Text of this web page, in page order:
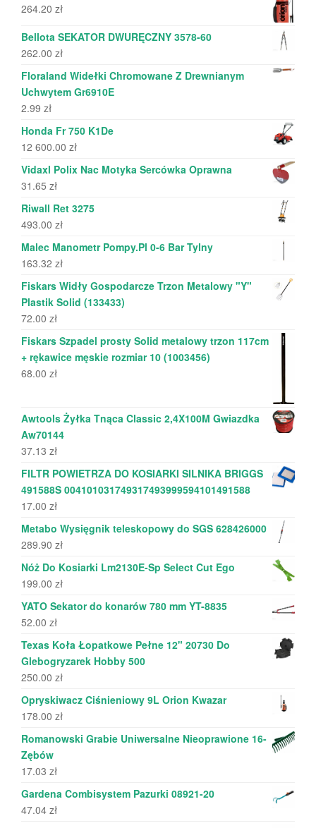
264.20 zł
Bellota SEKATOR DWURĘCZNY 3578-60
262.00 zł
Floraland Widełki Chromowane Z Drewnianym
Uchwytem Gr6910E
2.99 zł
Honda Fr 750 K1De
12 600.00 zł
Vidaxl Polix Nac Motyka Sercówka Oprawna
31.65 zł
Riwall Ret 3275
493.00 zł
Malec Manometr Pompy.Pl 0-6 Bar Tylny
163.32 zł
Fiskars Widły Gospodarcze Trzon Metalowy "Y"
Plastik Solid (133433)
72.00 zł
Fiskars Szpadel prosty Solid metalowy trzon 117cm
+ rękawice męskie rozmiar 10 (1003456)
68.00 zł
Awtools Żyłka Tnąca Classic 2,4X100M Gwiazdka
Aw70144
37.13 zł
FILTR POWIETRZA DO KOSIARKI SILNIKA BRIGGS
491588S 004101031749317493999594101491588
17.00 zł
Metabo Wysięgnik teleskopowy do SGS 628426000
289.90 zł
Nóż Do Kosiarki Lm2130E-Sp Select Cut Ego
199.00 zł
YATO Sekator do konarów 780 mm YT-8835
52.00 zł
Texas Koła Łopatkowe Pełne 12" 20730 Do
Glebogryzarek Hobby 500
250.00 zł
Opryskiwacz Ciśnieniowy 9L Orion Kwazar
178.00 zł
Romanowski Grabie Uniwersalne Nieoprawione 16-
Zębów
17.03 zł
Gardena Combisystem Pazurki 08921-20
47.04 zł